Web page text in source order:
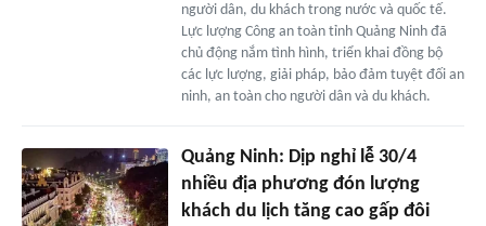
người dân, du khách trong nước và quốc tế.
Lực lượng Công an toàn tỉnh Quảng Ninh đã
chủ động nắm tình hình, triển khai đồng bộ
các lực lượng, giải pháp, bảo đảm tuyệt đối an
ninh, an toàn cho người dân và du khách.
Quảng Ninh: Dịp nghỉ lễ 30/4
nhiều địa phương đón lượng
khách du lịch tăng cao gấp đôi